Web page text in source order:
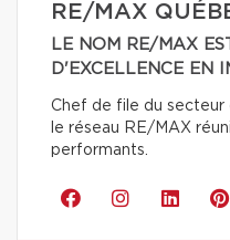
RE/MAX
LE NOM RE/MAX
D'EXCELLENCE EN
Chef de file du secteur
le réseau RE/MAX
performants.